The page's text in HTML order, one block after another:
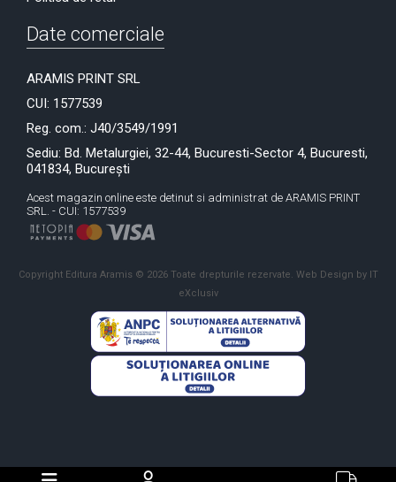
Date comerciale
ARAMIS PRINT SRL
CUI: 1577539
Reg. com.: J40/3549/1991
Sediu: Bd. Metalurgiei, 32-44, Bucuresti-Sector 4, Bucuresti,
041834, București
Acest magazin online este detinut si administrat de ARAMIS PRINT
SRL. - CUI: 1577539
Copyright Editura Aramis © 2026 Toate drepturile rezervate. Web Design by IT
eXclusiv